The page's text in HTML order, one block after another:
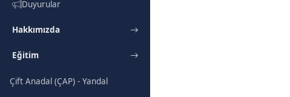
Duyurular
Hakkımızda
Eğitim
Çift Anadal (ÇAP) - Yandal